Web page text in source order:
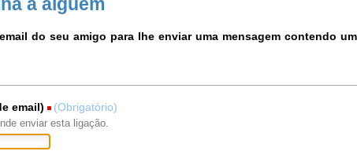
a alguém
do seu amigo para lhe enviar uma mensagem contendo
email) (Obrigatório)
enviar esta ligação.